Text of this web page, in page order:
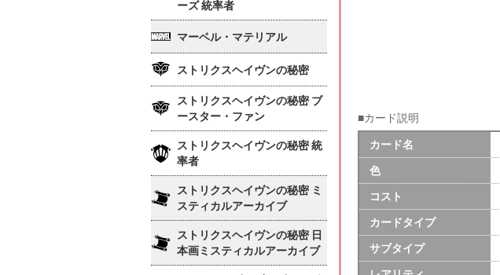
■カード説明
カード名
色
コスト
カードタイプ
サブタイプ